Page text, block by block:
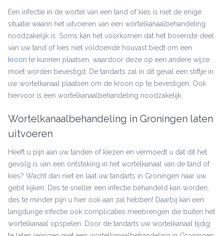
Een infectie in de wortel van een tand of kies is niet de enige
situatie waarin het uitvoeren van een wortelkanaalbehandeling
noodzakelijk is. Soms kan het voorkomen dat het bovenste deel
van uw tand of kies niet voldoende houvast biedt om een
kroon te kunnen plaatsen, waardoor deze op een andere wijze
moet worden bevestigd. De tandarts zal in dit geval een stiftje in
uw wortelkanaal plaatsen om de kroon op te bevestigen. Ook
hiervoor is een wortelkanaalbehandeling noodzakelijk.
Wortelkanaalbehandeling in Groningen laten
uitvoeren
Heeft u pijn aan uw tanden of kiezen en vermoedt u dat dit het
gevolg is van een ontsteking in het wortelkanaal van de tand of
kies? Wacht dan niet en laat uw tandarts in Groningen naar uw
gebit kijken. Des te sneller een infectie behandeld kan worden,
des te minder pijn u hier ook aan zal hebben! Daarbij kan een
langdurige infectie ook complicaties meebrengen die buiten het
wortelkanaal opspelen. Door de tandarts uw wortelkanaal tijdig